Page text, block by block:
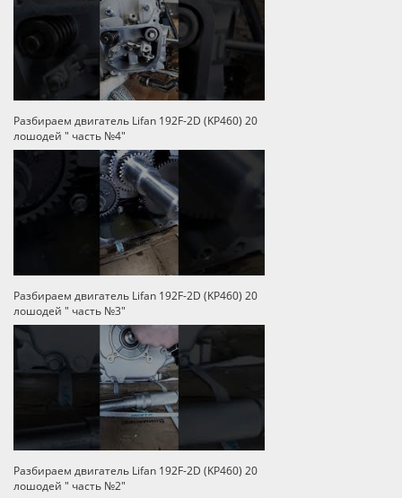
Разбираем двигатель Lifan 192F-2D (KP460) 20
лошодей " часть №4"
Разбираем двигатель Lifan 192F-2D (KP460) 20
лошодей " часть №3"
Разбираем двигатель Lifan 192F-2D (KP460) 20
лошодей " часть №2"